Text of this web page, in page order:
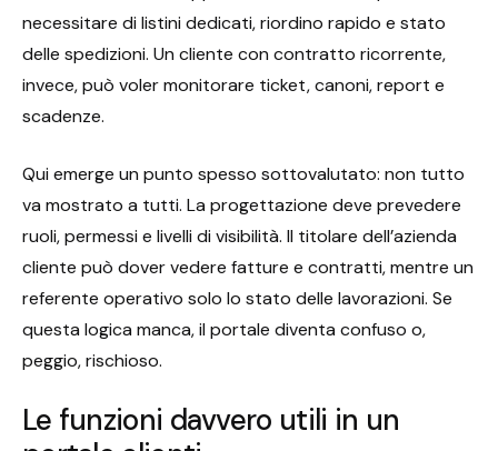
necessitare di listini dedicati, riordino rapido e stato
delle spedizioni. Un cliente con contratto ricorrente,
invece, può voler monitorare ticket, canoni, report e
scadenze.
Qui emerge un punto spesso sottovalutato: non tutto
va mostrato a tutti. La progettazione deve prevedere
ruoli, permessi e livelli di visibilità. Il titolare dell’azienda
cliente può dover vedere fatture e contratti, mentre un
referente operativo solo lo stato delle lavorazioni. Se
questa logica manca, il portale diventa confuso o,
peggio, rischioso.
Le funzioni davvero utili in un